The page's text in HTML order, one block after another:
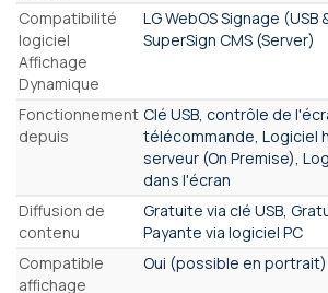
Compatibilité
logiciel
Affichage
Dynamique
LG WebOS Signage
SuperSign CMS (Server)
Fonctionnement
depuis
Clé USB, contrôle de
télécommande, Logiciel
serveur (On Premise),
dans l'écran
Diffusion de
contenu
Gratuite via clé USB,
Payante via logiciel PC
Compatible
affichage
Oui (possible en portrait)